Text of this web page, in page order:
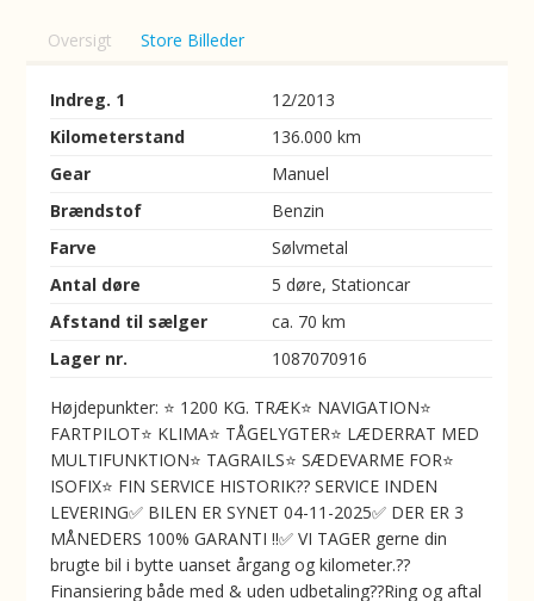
Oversigt Store Billeder
Indreg. 1
12/2013
Kilometerstand
136.000 km
Gear
Manuel
Brændstof
Benzin
Farve
Sølvmetal
Antal døre
5 døre, Stationcar
Afstand til sælger
ca. 70 km
Lager nr.
1087070916
Højdepunkter: ⭐ 1200 KG. TRÆK⭐ NAVIGATION⭐
FARTPILOT⭐ KLIMA⭐ TÅGELYGTER⭐ LÆDERRAT MED
MULTIFUNKTION⭐ TAGRAILS⭐ SÆDEVARME FOR⭐
ISOFIX⭐ FIN SERVICE HISTORIK??️ SERVICE INDEN
LEVERING✅ BILEN ER SYNET 04-11-2025✅ DER ER 3
MÅNEDERS 100% GARANTI !!✅ VI TAGER gerne din
brugte bil i bytte uanset årgang og kilometer.??
Finansiering både med & uden udbetaling??Ring og aftal